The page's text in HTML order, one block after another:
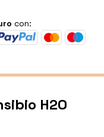
con:
H2O